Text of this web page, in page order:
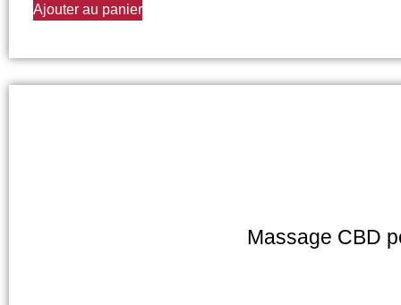
Ajouter au panier
Massage CBD